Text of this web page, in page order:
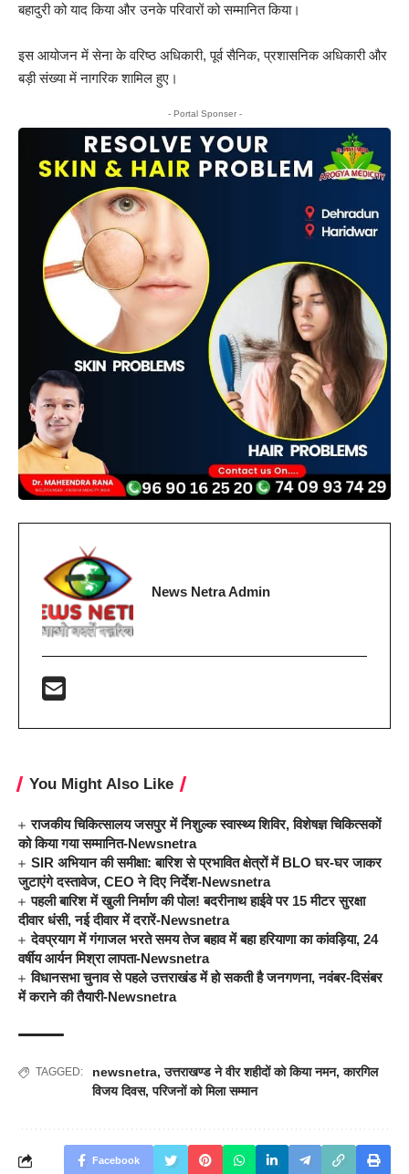
बहादुरी को याद किया और उनके परिवारों को सम्मानित किया।
इस आयोजन में सेना के वरिष्ठ अधिकारी, पूर्व सैनिक, प्रशासनिक अधिकारी और
बड़ी संख्या में नागरिक शामिल हुए।
- Portal Sponser -
News Netra Admin
You Might Also Like
राजकीय चिकित्सालय जसपुर में निशुल्क स्वास्थ्य शिविर, विशेषज्ञ चिकित्सकों
को किया गया सम्मानित-Newsnetra
SIR अभियान की समीक्षा: बारिश से प्रभावित क्षेत्रों में BLO घर-घर जाकर
जुटाएंगे दस्तावेज, CEO ने दिए निर्देश-Newsnetra
पहली बारिश में खुली निर्माण की पोल! बदरीनाथ हाईवे पर 15 मीटर सुरक्षा
दीवार धंसी, नई दीवार में दरारें-Newsnetra
देवप्रयाग में गंगाजल भरते समय तेज बहाव में बहा हरियाणा का कांवड़िया, 24
वर्षीय आर्यन मिश्रा लापता-Newsnetra
विधानसभा चुनाव से पहले उत्तराखंड में हो सकती है जनगणना, नवंबर-दिसंबर
में कराने की तैयारी-Newsnetra
TAGGED: newsnetra,उत्तराखण्ड ने वीर शहीदों को किया नमन,कारगिल
विजय दिवस,परिजनों को मिला सम्मान
Facebook